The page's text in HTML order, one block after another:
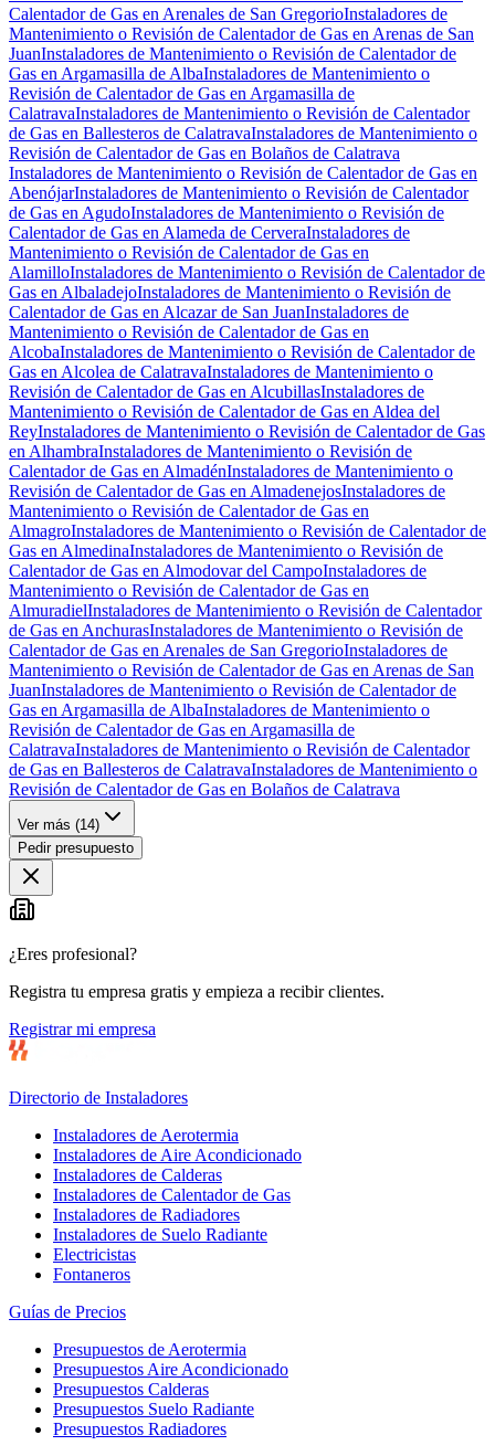
Calentador de Gas en Arenales de San GregorioInstaladores de
Mantenimiento o Revisión de Calentador de Gas en Arenas de San
JuanInstaladores de Mantenimiento o Revisión de Calentador de
Gas en Argamasilla de AlbaInstaladores de Mantenimiento o
Revisión de Calentador de Gas en Argamasilla de
CalatravaInstaladores de Mantenimiento o Revisión de Calentador
de Gas en Ballesteros de CalatravaInstaladores de Mantenimiento o
Revisión de Calentador de Gas en Bolaños de Calatrava
Instaladores de Mantenimiento o Revisión de Calentador de Gas en
AbenójarInstaladores de Mantenimiento o Revisión de Calentador
de Gas en AgudoInstaladores de Mantenimiento o Revisión de
Calentador de Gas en Alameda de CerveraInstaladores de
Mantenimiento o Revisión de Calentador de Gas en
AlamilloInstaladores de Mantenimiento o Revisión de Calentador de
Gas en AlbaladejoInstaladores de Mantenimiento o Revisión de
Calentador de Gas en Alcazar de San JuanInstaladores de
Mantenimiento o Revisión de Calentador de Gas en
AlcobaInstaladores de Mantenimiento o Revisión de Calentador de
Gas en Alcolea de CalatravaInstaladores de Mantenimiento o
Revisión de Calentador de Gas en AlcubillasInstaladores de
Mantenimiento o Revisión de Calentador de Gas en Aldea del
ReyInstaladores de Mantenimiento o Revisión de Calentador de Gas
en AlhambraInstaladores de Mantenimiento o Revisión de
Calentador de Gas en AlmadénInstaladores de Mantenimiento o
Revisión de Calentador de Gas en AlmadenejosInstaladores de
Mantenimiento o Revisión de Calentador de Gas en
AlmagroInstaladores de Mantenimiento o Revisión de Calentador de
Gas en AlmedinaInstaladores de Mantenimiento o Revisión de
Calentador de Gas en Almodovar del CampoInstaladores de
Mantenimiento o Revisión de Calentador de Gas en
AlmuradielInstaladores de Mantenimiento o Revisión de Calentador
de Gas en AnchurasInstaladores de Mantenimiento o Revisión de
Calentador de Gas en Arenales de San GregorioInstaladores de
Mantenimiento o Revisión de Calentador de Gas en Arenas de San
JuanInstaladores de Mantenimiento o Revisión de Calentador de
Gas en Argamasilla de AlbaInstaladores de Mantenimiento o
Revisión de Calentador de Gas en Argamasilla de
CalatravaInstaladores de Mantenimiento o Revisión de Calentador
de Gas en Ballesteros de CalatravaInstaladores de Mantenimiento o
Revisión de Calentador de Gas en Bolaños de Calatrava
Ver más (14)
Pedir presupuesto
¿Eres profesional?
Registra tu empresa gratis y empieza a recibir clientes.
Registrar mi empresa
Directorio de Instaladores
Instaladores de Aerotermia
Instaladores de Aire Acondicionado
Instaladores de Calderas
Instaladores de Calentador de Gas
Instaladores de Radiadores
Instaladores de Suelo Radiante
Electricistas
Fontaneros
Guías de Precios
Presupuestos de Aerotermia
Presupuestos Aire Acondicionado
Presupuestos Calderas
Presupuestos Suelo Radiante
Presupuestos Radiadores